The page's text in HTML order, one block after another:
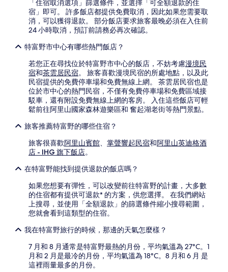
「住宿取消選項」篩選條件，並選擇「可全額退款的住
宿」即可。 許多飯店都提供免費取消，因此如果您需要取
消，可以獲得退款。 部分飯店要求旅客最晚必須在入住前
24 小時取消，預訂前請務必再次確認。
特富野市中心有哪些熱門飯店？
若您正在尋找位於特富野市中心的飯店，不妨考慮漫境民
宿和茶雲居民宿。 旅客喜歡漫境民宿的所處地點，以及此
民宿提供的免費停車場和免費無線上網。 茶雲居民宿也是
位於市中心的熱門民宿，不僅有免費停車場和免費區域接
駁車，還有附設免費無線上網的客房。 入住這些飯店可輕
鬆前往阿里山國家森林遊樂區和 奮起湖老街等熱門景點。
旅客推薦特富野的哪些住宿？
旅客很喜歡阿里山賓館、 掌聲響起民宿和阿里山英迪格酒
店 - IHG 旗下飯店。
在特富野能找到提供退款的飯店嗎？
如果您想要有彈性，可以改變前往特富野的計畫，大多數
的住宿都有提供可退款* 的方案，供您選擇。 在我們網站
上搜尋，並使用「全額退款」的篩選條件縮小搜尋範圍，
您就會看到這類型的住宿。
我在特富野旅行的時候，那邊的天氣怎麼樣？
7 月和 8 月通常是特富野最熱的月份，平均氣溫為 27°C。1
月和 2 月是最冷的月份，平均氣溫為 18°C。8 月和 6 月 是
這裡雨量最多的月份。